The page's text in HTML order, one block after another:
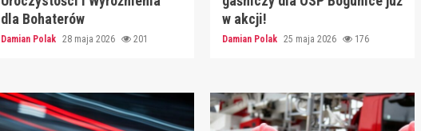
dla Bohaterów
Damian Polak 28 maja 2026 201
w akcji!
Damian Polak 25 maja 2026 176